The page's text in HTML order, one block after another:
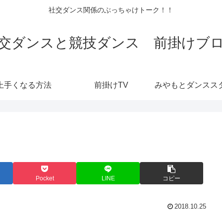
社交ダンス関係のぶっちゃけトーク！！
ダンスと競技ダンス 前掛けブ
上手くなる方法 前掛けTV
Pocket LINE コピー
2018.10.25